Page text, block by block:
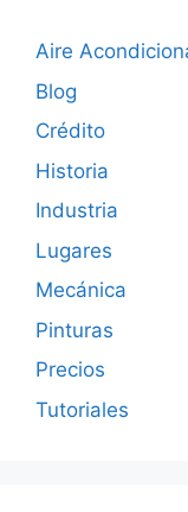
Aire
Blog
Crédito
Historia
Industria
Lugares
Mecánica
Pinturas
Precios
Tutoriales